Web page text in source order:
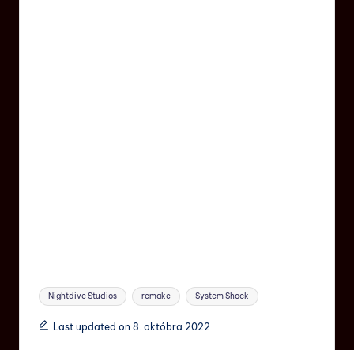
Nightdive Studios remake System Shock
Last updated on 8. októbra 2022